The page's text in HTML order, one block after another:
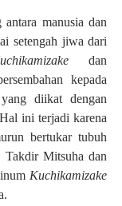
manusia dan
setengah jiwa dari
dan
kepada
diikat dengan
ini terjadi karena
bertukar tubuh
Takdir Mitsuha dan
Kuchikamizake